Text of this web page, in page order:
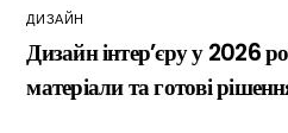
ДИЗАЙН
Дизайн інтер’єру у 2026
матеріали та готові